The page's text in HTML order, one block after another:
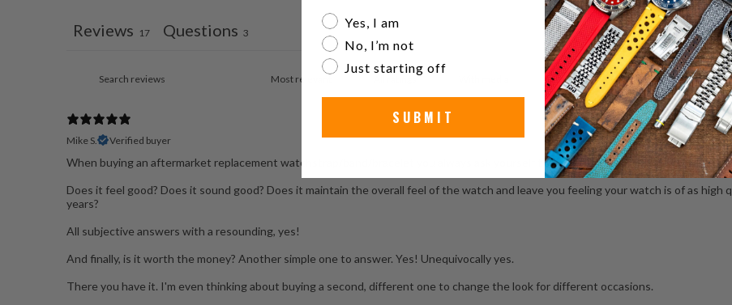
Reviews 17 Questions 3
Mike S. Verified buyer
When buying an aftermarket replacement watchstrap/band/bracelet you always ask yourself things other reviews don't touch
Does it feel good? Does it sound good? Does it maintain the overall feel of the watch and leave you feeling your watch is of as
years?
All subjective answers with a resounding, yes!
And finally, is it worth the money? Another simple one to answer. Yes! Unequivocally yes.
There you have it. I'm even thinking about buying a second, different one to change the look for different occasions.
Are you a watch collector?
Yes, I am
No, I’m not
Just starting off
SUBMIT